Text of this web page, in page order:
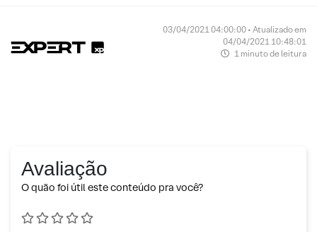
03/04/2021 04:00:00 • Atualizado em
04/04/2021 10:48:01
1 minuto de leitura
Avaliação
O quão foi útil este conteúdo pra você?